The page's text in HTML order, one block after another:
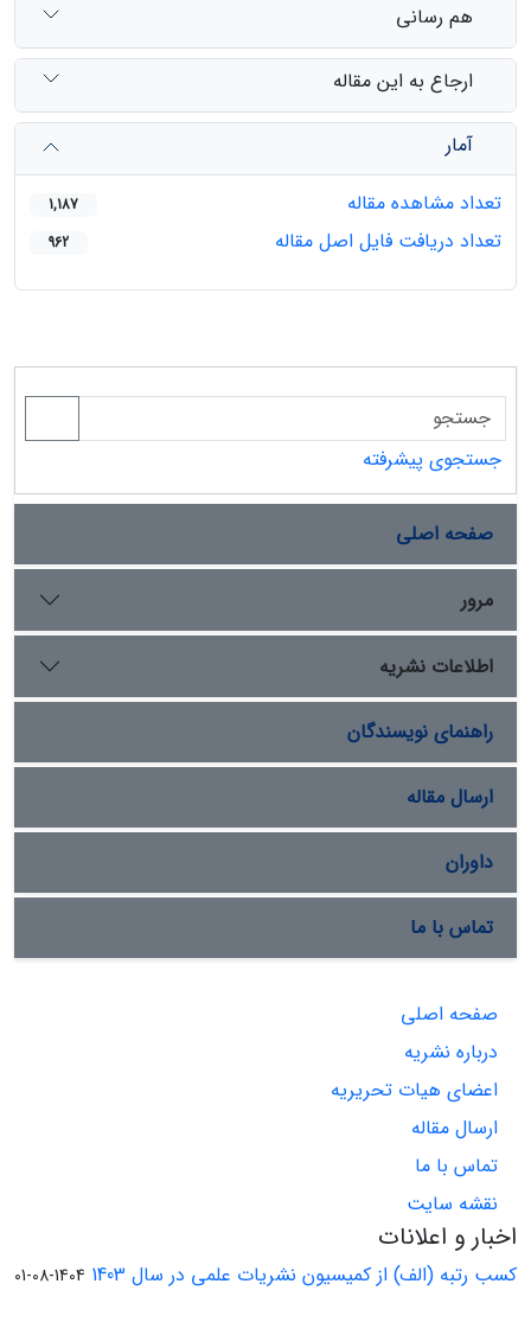
هم رسانی
ارجاع به این مقاله
آمار
تعداد مشاهده مقاله
1,187
تعداد دریافت فایل اصل مقاله 962
جستجوی پیشرفته
صفحه اصلی
مرور
اطلاعات نشریه
راهنمای نویسندگان
ارسال مقاله
داوران
تماس با ما
صفحه اصلی
درباره نشریه
اعضای هیات تحریریه
ارسال مقاله
تماس با ما
نقشه سایت
اخبار و اعلانات
کسب رتبه (الف) از کمیسیون نشریات علمی در سال 1403 1404-08-01